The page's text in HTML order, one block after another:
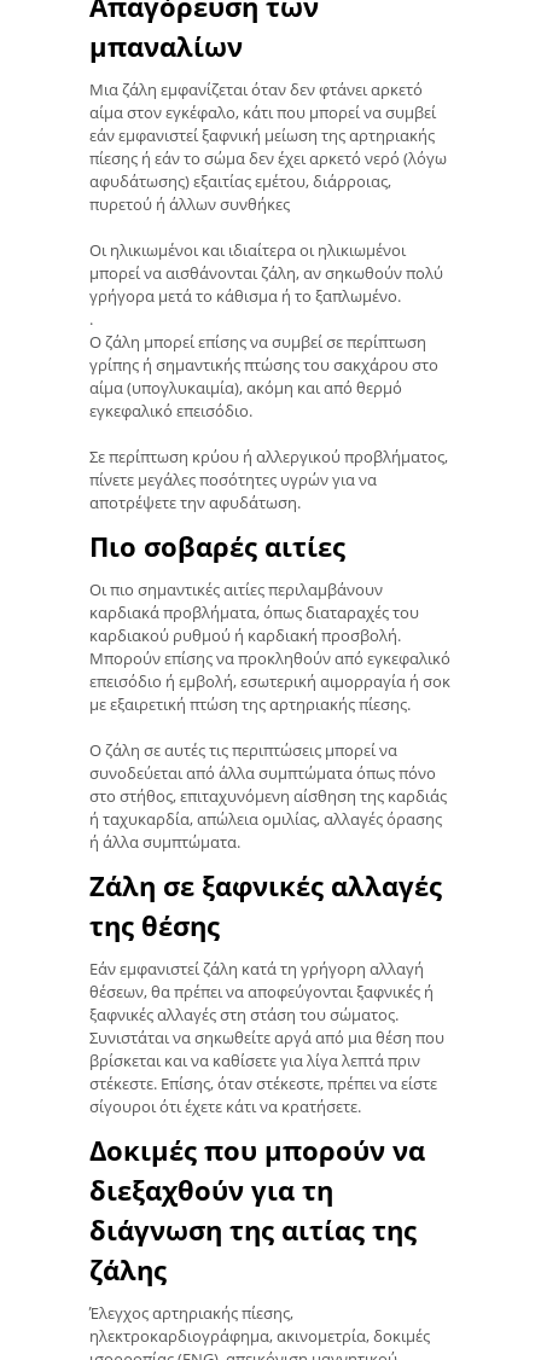
μπαναλίων
Μια ζάλη εμφανίζεται όταν δεν φτάνει αρκετό
αίμα στον εγκέφαλο, κάτι που μπορεί να συμβεί
εάν εμφανιστεί ξαφνική μείωση της αρτηριακής
πίεσης ή εάν το σώμα δεν έχει αρκετό νερό (λόγω
αφυδάτωσης) εξαιτίας εμέτου, διάρροιας,
πυρετού ή άλλων συνθήκες
Οι ηλικιωμένοι και ιδιαίτερα οι ηλικιωμένοι
μπορεί να αισθάνονται ζάλη, αν σηκωθούν πολύ
γρήγορα μετά το κάθισμα ή το ξαπλωμένο.
.
Ο ζάλη μπορεί επίσης να συμβεί σε περίπτωση
γρίπης ή σημαντικής πτώσης του σακχάρου στο
αίμα (υπογλυκαιμία), ακόμη και από θερμό
εγκεφαλικό επεισόδιο.
Σε περίπτωση κρύου ή αλλεργικού προβλήματος,
πίνετε μεγάλες ποσότητες υγρών για να
αποτρέψετε την αφυδάτωση.
Πιο σοβαρές αιτίες
Οι πιο σημαντικές αιτίες περιλαμβάνουν
καρδιακά προβλήματα, όπως διαταραχές του
καρδιακού ρυθμού ή καρδιακή προσβολή.
Μπορούν επίσης να προκληθούν από εγκεφαλικό
επεισόδιο ή εμβολή, εσωτερική αιμορραγία ή σοκ
με εξαιρετική πτώση της αρτηριακής πίεσης.
Ο ζάλη σε αυτές τις περιπτώσεις μπορεί να
συνοδεύεται από άλλα συμπτώματα όπως πόνο
στο στήθος, επιταχυνόμενη αίσθηση της καρδιάς
ή ταχυκαρδία, απώλεια ομιλίας, αλλαγές όρασης
ή άλλα συμπτώματα.
Ζάλη σε ξαφνικές αλλαγές
της θέσης
Εάν εμφανιστεί ζάλη κατά τη γρήγορη αλλαγή
θέσεων, θα πρέπει να αποφεύγονται ξαφνικές ή
ξαφνικές αλλαγές στη στάση του σώματος.
Συνιστάται να σηκωθείτε αργά από μια θέση που
βρίσκεται και να καθίσετε για λίγα λεπτά πριν
στέκεστε. Επίσης, όταν στέκεστε, πρέπει να είστε
σίγουροι ότι έχετε κάτι να κρατήσετε.
Δοκιμές που μπορούν να
διεξαχθούν για τη
διάγνωση της αιτίας της
ζάλης
Έλεγχος αρτηριακής πίεσης,
ηλεκτροκαρδιογράφημα, ακινομετρία, δοκιμές